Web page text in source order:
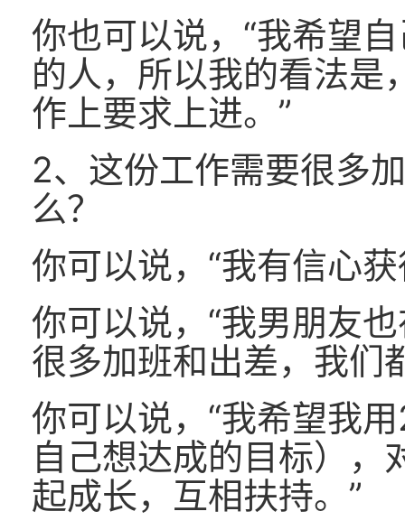
你也可以说，“我希望
的人，所以我的看法是
作上要求上进。”
2、这份工作需要很多
么？
你可以说，“我有信心
你可以说，“我男朋友
很多加班和出差，我们
你可以说，“我希望我
自己想达成的目标），
起成长，互相扶持。”